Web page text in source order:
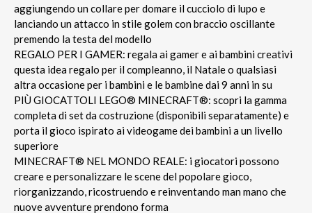
aggiungendo un collare per domare il cucciolo di lupo e
lanciando un attacco in stile golem con braccio oscillante
premendo la testa del modello
REGALO PER I GAMER: regala ai gamer e ai bambini creativi
questa idea regalo per il compleanno, il Natale o qualsiasi
altra occasione per i bambini e le bambine dai 9 anni in su
PIÙ GIOCATTOLI LEGO® MINECRAFT®: scopri la gamma
completa di set da costruzione (disponibili separatamente) e
porta il gioco ispirato ai videogame dei bambini a un livello
superiore
MINECRAFT® NEL MONDO REALE: i giocatori possono
creare e personalizzare le scene del popolare gioco,
riorganizzando, ricostruendo e reinventando man mano che
nuove avventure prendono forma